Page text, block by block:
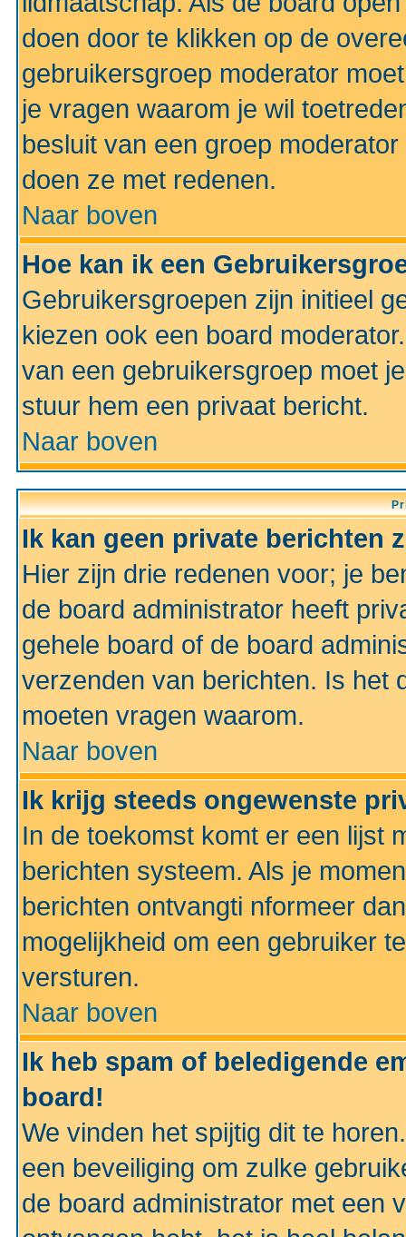
doen door te klikken op de
gebruikersgroep moderator
je vragen waarom je wil
besluit van een groep
doen ze met redenen.
Naar boven
Hoe kan ik een
Gebruikersgroepen zijn initieel
kiezen ook een board
van een gebruikersgroep moet
stuur hem een privaat bericht.
Naar boven
Ik kan geen private berichten
Hier zijn drie redenen voor; je
de board administrator heeft
gehele board of de board
verzenden van berichten. Is het
moeten vragen waarom.
Naar boven
Ik krijg steeds ongewenste
In de toekomst komt er een lijst
berichten systeem. Als je
berichten ontvangti nformeer
mogelijkheid om een gebruiker
versturen.
Naar boven
Ik heb spam of beledigende
board!
We vinden het spijtig dit te
een beveiliging om zulke
de board administrator met een